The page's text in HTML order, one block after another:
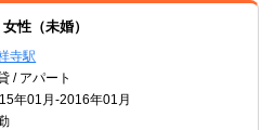
性（未婚）
寺駅
/ アパート
年01月-2016年01月